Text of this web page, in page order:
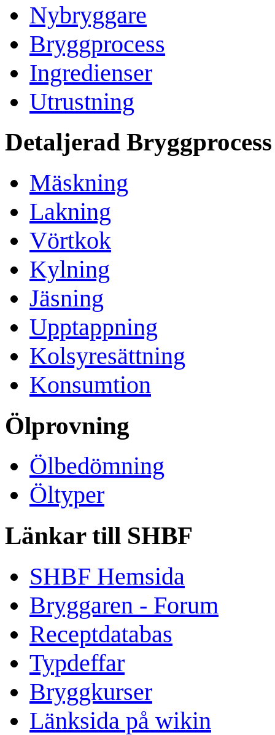
Nybryggare
Bryggprocess
Ingredienser
Utrustning
Detaljerad Bryggprocess
Mäskning
Lakning
Vörtkok
Kylning
Jäsning
Upptappning
Kolsyresättning
Konsumtion
Ölprovning
Ölbedömning
Öltyper
Länkar till SHBF
SHBF Hemsida
Bryggaren - Forum
Receptdatabas
Typdeffar
Bryggkurser
Länksida på wikin